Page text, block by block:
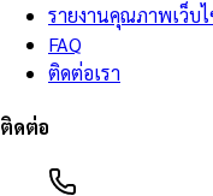
รายงานคุณภาพเว็บ
FAQ
ติดต่อเรา
ติดต่อ